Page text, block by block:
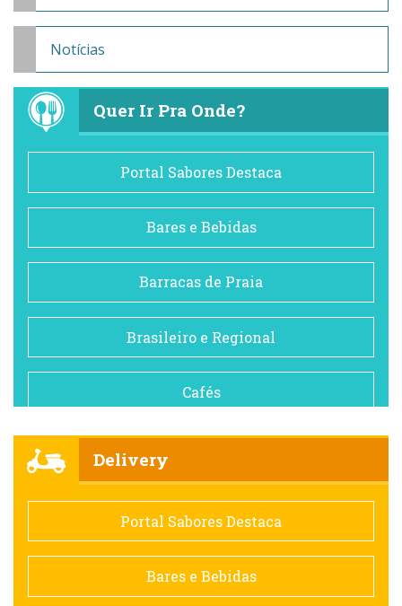
Notícias
Quer Ir Pra Onde?
Portal Sabores Destaca
Bares e Bebidas
Barracas de Praia
Brasileiro e Regional
Cafés
Comida saudável
Contemporânea
Delivery
Portal Sabores Destaca
Bares e Bebidas